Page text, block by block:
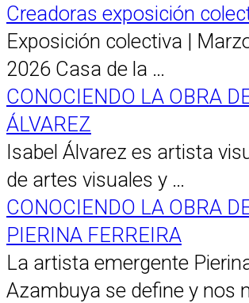
Creadoras exposición
Exposición colectiva |
2026 Casa de la …
CONOCIENDO LA OBRA
ÁLVAREZ
Isabel Álvarez es artista
de artes visuales y …
CONOCIENDO LA OBRA
PIERINA FERREIRA
La artista emergente
Azambuya se define y nos